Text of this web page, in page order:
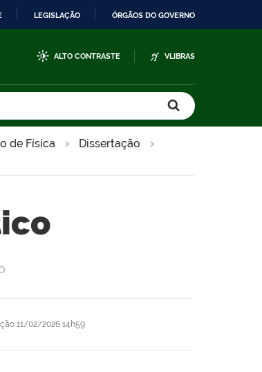
LEGISLAÇÃO ÓRGÃOS DO GOVERNO
ALTO CONTRASTE VLIBRAS
de Física Dissertação
11/02/2026 14h59